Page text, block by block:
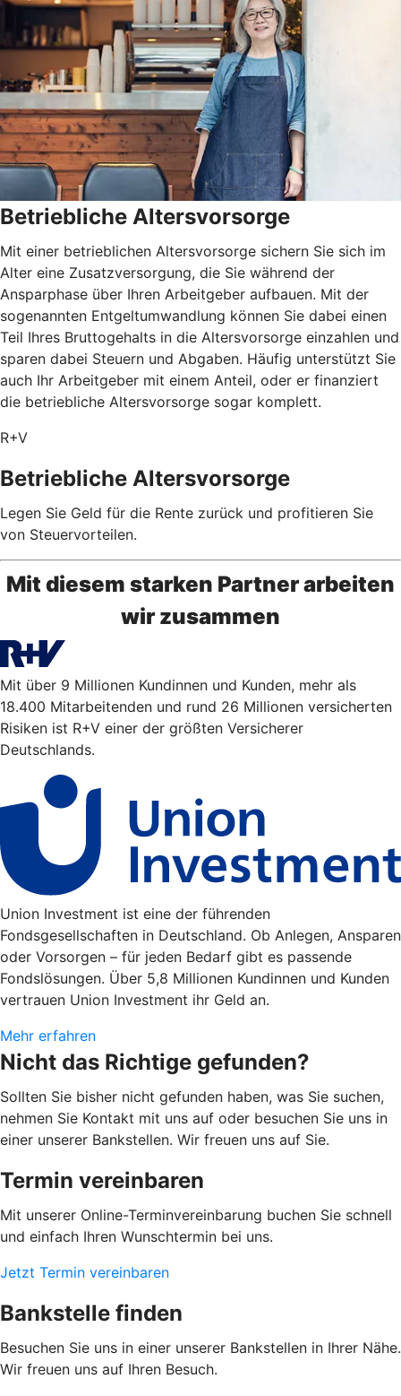
Betriebliche Altersvorsorge
Mit einer betrieblichen Altersvorsorge sichern Sie sich im
Alter eine Zusatzversorgung, die Sie während der
Ansparphase über Ihren Arbeitgeber aufbauen. Mit der
sogenannten Entgeltumwandlung können Sie dabei einen
Teil Ihres Bruttogehalts in die Altersvorsorge einzahlen und
sparen dabei Steuern und Abgaben. Häufig unterstützt Sie
auch Ihr Arbeitgeber mit einem Anteil, oder er finanziert
die betriebliche Altersvorsorge sogar komplett.
R+V
Betriebliche Altersvorsorge
Legen Sie Geld für die Rente zurück und profitieren Sie
von Steuervorteilen.
Mit diesem starken Partner arbeiten
wir zusammen
Mit über 9 Millionen Kundinnen und Kunden, mehr als
18.400 Mitarbeitenden und rund 26 Millionen versicherten
Risiken ist R+V einer der größten Versicherer
Deutschlands.
Union Investment ist eine der führenden
Fondsgesellschaften in Deutschland. Ob Anlegen, Ansparen
oder Vorsorgen – für jeden Bedarf gibt es passende
Fondslösungen. Über 5,8 Millionen Kundinnen und Kunden
vertrauen Union Investment ihr Geld an.
Mehr erfahren
Nicht das Richtige gefunden?
Sollten Sie bisher nicht gefunden haben, was Sie suchen,
nehmen Sie Kontakt mit uns auf oder besuchen Sie uns in
einer unserer Bankstellen. Wir freuen uns auf Sie.
Termin vereinbaren
Mit unserer Online-Terminvereinbarung buchen Sie schnell
und einfach Ihren Wunschtermin bei uns.
Jetzt Termin vereinbaren
Bankstelle finden
Besuchen Sie uns in einer unserer Bankstellen in Ihrer Nähe.
Wir freuen uns auf Ihren Besuch.